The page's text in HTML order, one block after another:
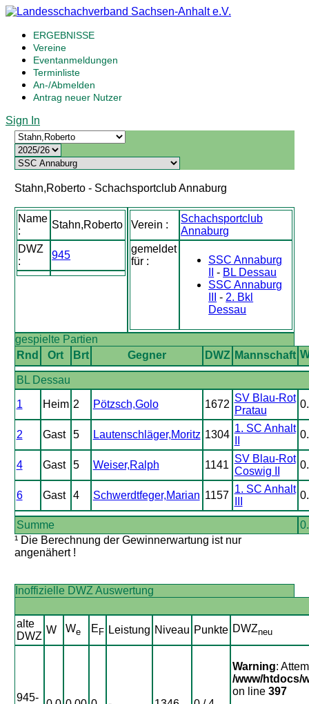
ERGEBNISSE
Vereine
Eventanmeldungen
Terminliste
An-/Abmelden
Antrag neuer Nutzer
Sign In
Stahn,Roberto - Schachsportclub Annaburg
Name
:
Stahn,Roberto
DWZ
:
945
Verein :
Schachsportclub
Annaburg
gemeldet
für :
SSC Annaburg
- BL Dessau
SSC Annaburg
- 2. Bkl
Dessau
gespielte Partien
Rnd
Ort Brt Gegner DWZ Mannschaft
BL Dessau
1 Heim 2 Pötzsch,Golo 1672
SV Blau-Rot
Pratau
2 Gast 5 Lautenschläger,Moritz 1304
1. SC Anhalt
4 Gast 5 Weiser,Ralph 1141
SV Blau-Rot
Coswig II
6 Gast 4 Schwerdtfeger,Marian 1157
1. SC Anhalt
Summe
¹ Die Berechnung der Gewinnerwartung ist nur
angenähert !
Inoffizielle DWZ Auswertung
alte
DWZ
W We E F Leistung Niveau Punkte DWZneu
945-
Warning:
/www/htdocs/
on line 397